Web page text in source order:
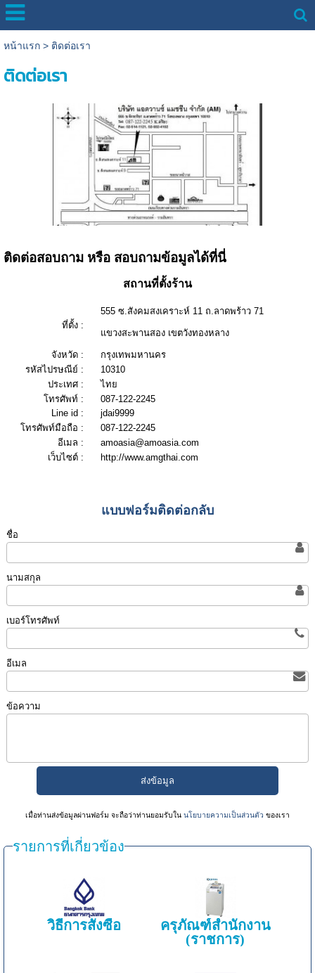
หน้าแรก> ติดต่อเรา
ติดต่อเรา
ติดต่อสอบถาม หรือ สอบถามข้อมูลได้ที่นี่
สถานที่ตั้งร้าน
ที่ตั้ง :
555 ซ.สังคมสงเคราะห์ 11 ถ.ลาดพร้าว 71
แขวงสะพานสอง เขตวังทองหลาง
จังหวัด : กรุงเทพมหานคร
รหัสไปรษณีย์ : 10310
ประเทศ : ไทย
โทรศัพท์ : 087-122-2245
Line id : jdai9999
โทรศัพท์มือถือ : 087-122-2245
อีเมล :
amoasia@amoasia.com
เว็บไซต์ :
http://www.amgthai.com
แบบฟอร์มติดต่อกลับ
ชื่อ
นามสกุล
เบอร์โทรศัพท์
อีเมล
ข้อความ
เมื่อท่านส่งข้อมูลผ่านฟอร์ม จะถือว่าท่านยอมรับในนโยบายความเป็นส่วนตัว ของเรา
รายการที่เกี่ยวข้อง
วิธีการสั่งซื้อ
ครุภัณฑ์สำนักงาน
(ราชการ)